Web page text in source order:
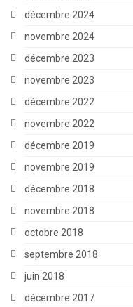
décembre 2024
novembre 2024
décembre 2023
novembre 2023
décembre 2022
novembre 2022
décembre 2019
novembre 2019
décembre 2018
novembre 2018
octobre 2018
septembre 2018
juin 2018
décembre 2017